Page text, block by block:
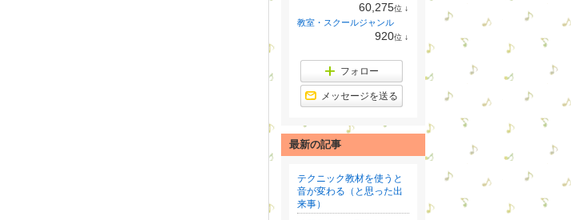
60,275位 ↓
教室・スクールジャンル
920位 ↓
フォロー
メッセージを送る
最新の記事
テクニック教材を使うと
音が変わる（と思った出
来事）